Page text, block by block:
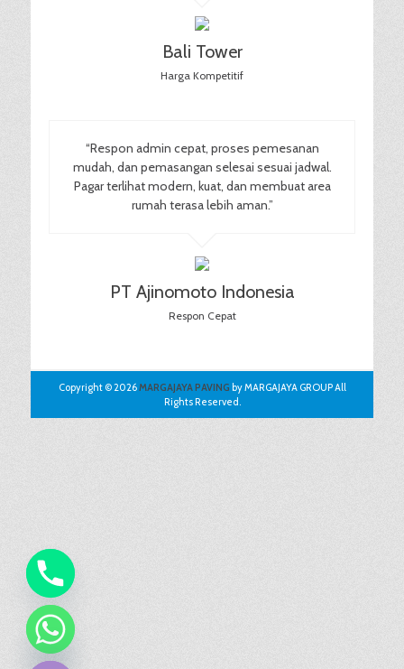
Bali Tower
Harga Kompetitif
“Respon admin cepat, proses pemesanan
mudah, dan pemasangan selesai sesuai jadwal.
Pagar terlihat modern, kuat, dan membuat area
rumah terasa lebih aman.”
PT Ajinomoto Indonesia
Respon Cepat
Copyright © 2026MARGAJAYA PAVING by MARGAJAYA GROUP All
Rights Reserved.
Hide
chaty